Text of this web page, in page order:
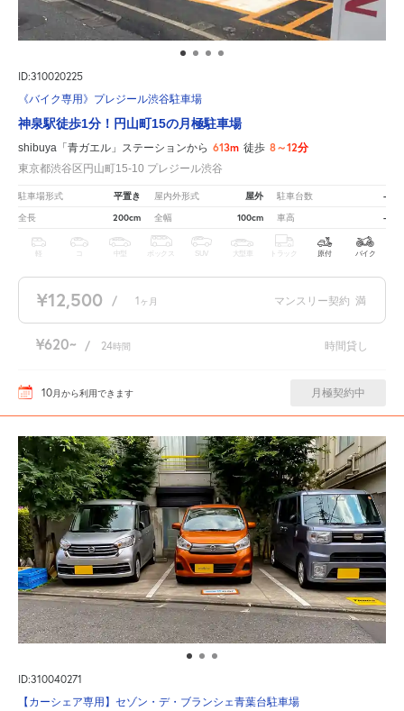
ID:310020225
《バイク専用》プレジール渋谷駐車場
神泉駅徒歩1分！円山町15の月極駐車場
shibuya「青ガエル」ステーションから 613m 徒歩 8～12分
東京都渋谷区円山町15-10 プレジール渋谷
駐車場形式 平置き 屋内外形式 屋外 駐車台数 -
全長 200cm 全幅 100cm 車高 -
軽 中型 ボックス SUV 大型車 トラック 原付 バイク
¥12,500 / 1 ヶ月 マンスリー契約 満
¥620 / 24時間 時間貸し
10月 から利用できます 月極契約中
ID:310040271
【カーシェア専用】セゾン・デ・ブランシェ青葉台駐車場